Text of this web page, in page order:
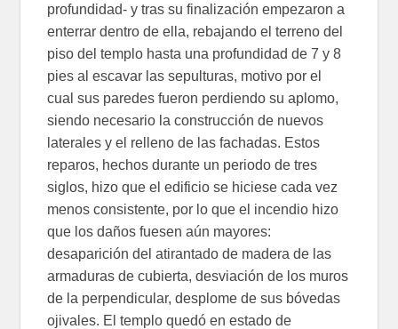
profundidad- y tras su finalización empezaron a
enterrar dentro de ella, rebajando el terreno del
piso del templo hasta una profundidad de 7 y 8
pies al escavar las sepulturas, motivo por el
cual sus paredes fueron perdiendo su aplomo,
siendo necesario la construcción de nuevos
laterales y el relleno de las fachadas. Estos
reparos, hechos durante un periodo de tres
siglos, hizo que el edificio se hiciese cada vez
menos consistente, por lo que el incendio hizo
que los daños fuesen aún mayores:
desaparición del atirantado de madera de las
armaduras de cubierta, desviación de los muros
de la perpendicular, desplome de sus bóvedas
ojivales. El templo quedó en estado de